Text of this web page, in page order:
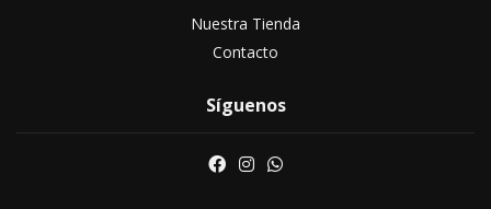
Nuestra Tienda
Contacto
Síguenos